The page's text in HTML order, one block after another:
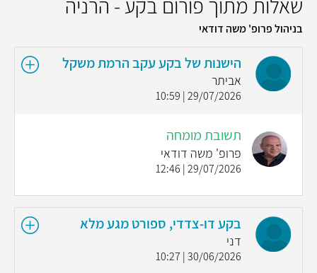
שאלות מתוך פורום בקע - הרניה
בניהול פרופ' משה דודאי
הישנות של בקע עקב הרמת משקל
אביתר
29/07/2026 | 10:59
תשובת מומחה
פרופ' משה דודאי
29/07/2026 | 12:46
בקע דו-צדדי, ספורט מגע מלא
דני
30/06/2026 | 10:27